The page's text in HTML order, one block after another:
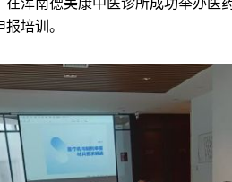
在浑南德美康中医诊所成功举办
培训。